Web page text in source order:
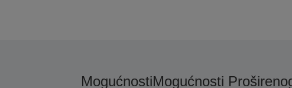
MogućnostiMogućnosti